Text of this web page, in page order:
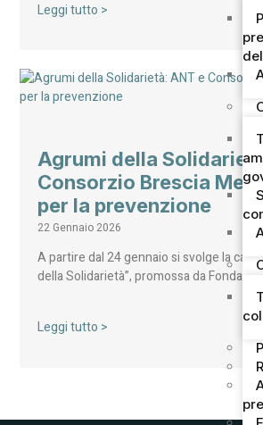
Leggi tutto >
Agrumi della
Consorzio Brescia
per la prevenzione
22 Gennaio 2026
A partire dal 24 gennaio si svolge la
della Solidarietà”, promossa da
Leggi tutto >